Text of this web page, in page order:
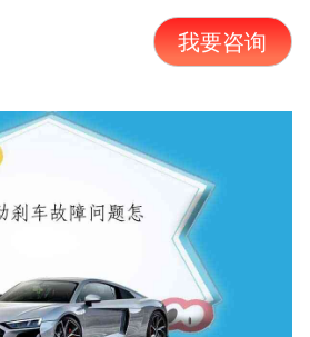
我要咨询